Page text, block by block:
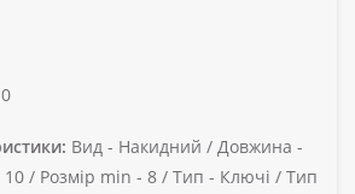
Вид - Накидний / Довжина -
10 / Розмір min - 8 / Тип - Ключі / Тип